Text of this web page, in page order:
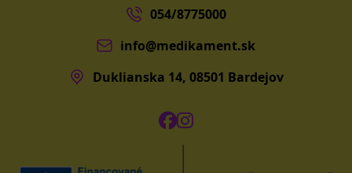
054/8775000
info@medikament.sk
Duklianska 14, 08501 Bardejov